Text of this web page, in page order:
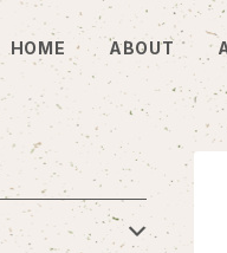
HOME ABOUT